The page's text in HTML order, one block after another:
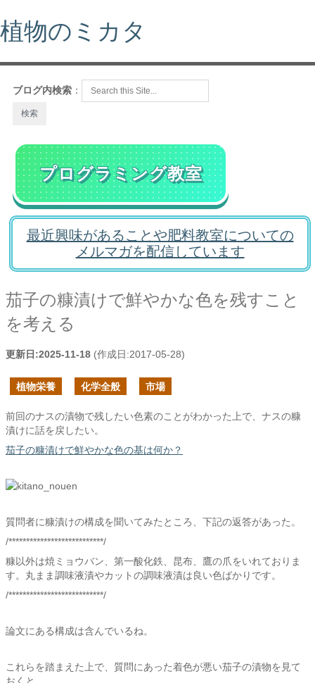
植物のミカタ
ブログ内検索 ：
プログラミング教室
最近興味があることや肥料教室についての
メルマガを配信しています
茄子の糠漬けで鮮やかな色を残すこと
を考える
更新日:2025-11-18 (作成日:2017-05-28)
植物栄養 化学全般 市場
前回のナスの漬物で残したい色素のことがわかった上で、ナスの糠
漬けに話を戻したい。
茄子の糠漬けで鮮やかな色の基は何か？
質問者に糠漬けの構成を聞いてみたところ、下記の返答があった。
/***************************/
糠以外は焼ミョウバン、第一酸化鉄、昆布、鷹の爪をいれておりま
す。丸まま調味液漬やカットの調味液漬は良い色ばかりです。
/***************************/
論文にある構成は含んでいるね。
これらを踏まえた上で、質問にあった着色が悪い茄子の漬物を見て